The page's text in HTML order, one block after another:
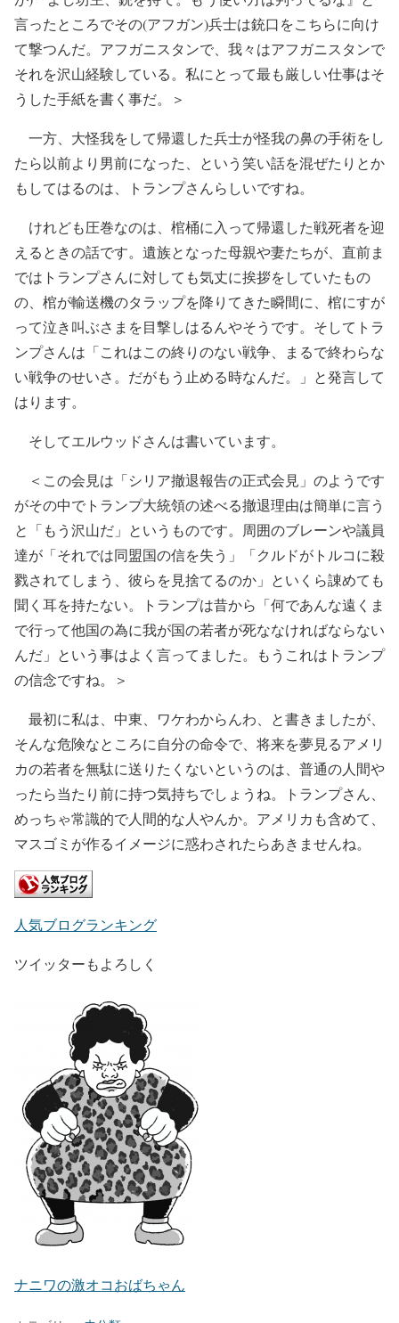
言ったところでその(アフガン)兵士は銃口をこちらに向け
て撃つんだ。アフガニスタンで、我々はアフガニスタンで
それを沢山経験している。私にとって最も厳しい仕事はそ
うした手紙を書く事だ。＞
一方、大怪我をして帰還した兵士が怪我の鼻の手術をし
たら以前より男前になった、という笑い話を混ぜたりとか
もしてはるのは、トランプさんらしいですね。
けれども圧巻なのは、棺桶に入って帰還した戦死者を迎
えるときの話です。遺族となった母親や妻たちが、直前ま
ではトランプさんに対しても気丈に挨拶をしていたもの
の、棺が輸送機のタラップを降りてきた瞬間に、棺にすが
って泣き叫ぶさまを目撃しはるんやそうです。そしてトラ
ンプさんは「これはこの終りのない戦争、まるで終わらな
い戦争のせいさ。だがもう止める時なんだ。」と発言して
はります。
そしてエルウッドさんは書いています。
＜この会見は「シリア撤退報告の正式会見」のようです
がその中でトランプ大統領の述べる撤退理由は簡単に言う
と「もう沢山だ」というものです。周囲のブレーンや議員
達が「それでは同盟国の信を失う」「クルドがトルコに殺
戮されてしまう、彼らを見捨てるのか」といくら諌めても
聞く耳を持たない。トランプは昔から「何であんな遠くま
で行って他国の為に我が国の若者が死ななければならない
んだ」という事はよく言ってました。もうこれはトランプ
の信念ですね。＞
最初に私は、中東、ワケわからんわ、と書きましたが、
そんな危険なところに自分の命令で、将来を夢見るアメリ
カの若者を無駄に送りたくないというのは、普通の人間や
ったら当たり前に持つ気持ちでしょうね。トランプさん、
めっちゃ常識的で人間的な人やんか。アメリカも含めて、
マスゴミが作るイメージに惑わされたらあきませんね。
人気ブログランキング
ツイッターもよろしく
ナニワの激オコおばちゃん